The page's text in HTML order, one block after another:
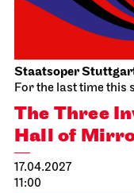
Staatsoper
For the last time this
The Three
Hall of
17.04.2027
11:00